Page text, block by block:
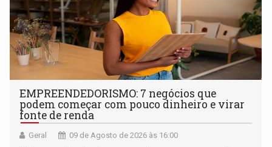
EMPREENDEDORISMO: 7 negócios que
podem começar com pouco dinheiro e virar
fonte de renda
Geral 09 de Agosto de 2026 às 16:00